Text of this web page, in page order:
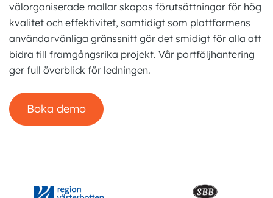
välorganiserade mallar skapas förutsättningar för hög
kvalitet och effektivitet, samtidigt som plattformens
användarvänliga gränssnitt gör det smidigt för alla att
bidra till framgångsrika projekt. Vår portföljhantering
ger full överblick för ledningen.
Boka demo